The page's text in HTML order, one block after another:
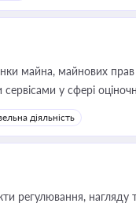
майна, майнових прав
у сфері
керівника, юриста або
і перевірки статусу
діяльність
регулювання, нагляду